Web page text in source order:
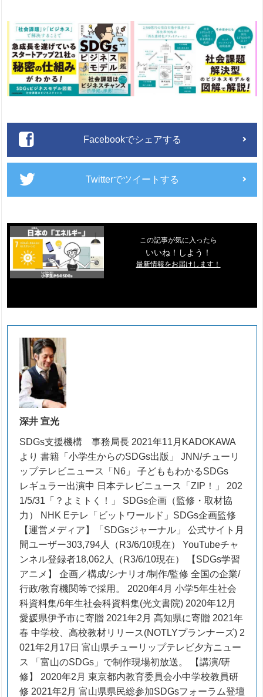
Facebookでシェアする
Twitterでツイートする
この記事が気に入ったら
いいね！しよう！
最新情報をお届けします！
深井 宣光
SDGs支援機構 事務局長 2021年11月KADOKAWA
より 書籍「小学生からのSDGs出版」 JNN/チューリ
ップテレビニュース「N6」 子どももわかるSDGs
レギュラー出演中 日本テレビニュース「ZIP！」 202
1/5/31「？よミトく！」 SDGs企画（監修・取材協
力） NHK Eテレ「ビットワールド」SDGs企画監修
【運営メディア】「SDGsジャーナル」 公式サイト月
間ユーザー303,794人（R3/6/10現在） YouTubeチャ
ンネル登録者18,062人（R3/6/10現在） 【SDGs学習
アニメ】 企画／構成/シナリオ/制作/監修 全国の企業/
行政/教育機関等で採用。 2020年4月 小学5年生社会
科資料集/6年生社会科資料集(光文書院) 2020年12月
愛媛県伊予市に寄贈 2021年2月 高知県に寄贈 2021年
春 中学校、高校教材リリース(NOTLYプランナーズ) 2
021年2月17日 富山県チューリップテレビ夕方ニュー
ス 「富山のSDGs」で制作現場初放送。 【講演/研
修】 2020年2月 東京都内教育委員会小中学校教員研
修 2021年2月 富山県県民総参加SDGsフォーラム登壇